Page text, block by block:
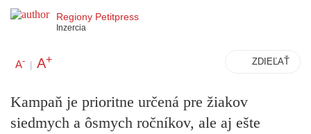
Regiony Petitpress
Inzercia
A- | A+ ZDIEĽAŤ
Kampaň je prioritne určená pre žiakov
siedmych a ôsmych ročníkov, ale aj ešte